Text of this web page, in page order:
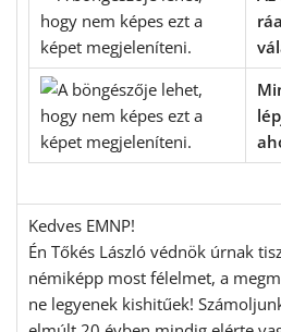
Kedves EMNP!
Én Tőkés László védnök úrnak
némiképp most félelmet, a
ne legyenek kishitűek!